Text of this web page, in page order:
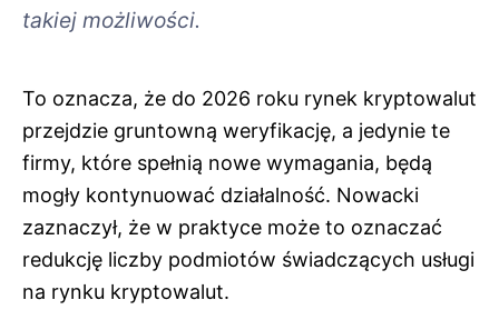
takiej możliwości.
To oznacza, że do 2026 roku rynek kryptowalut
przejdzie gruntowną weryfikację, a jedynie te
firmy, które spełnią nowe wymagania, będą
mogły kontynuować działalność. Nowacki
zaznaczył, że w praktyce może to oznaczać
redukcję liczby podmiotów świadczących usługi
na rynku kryptowalut.